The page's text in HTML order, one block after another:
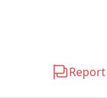
Report